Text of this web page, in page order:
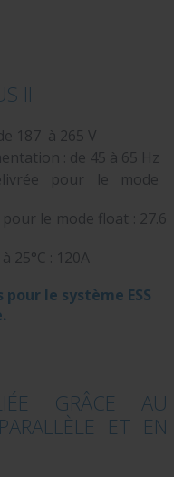
II
187 à 265 V
: de 45 à 65 Hz
pour le mode
le mode float : 27.6
25°C : 120A
le système ESS
GRÂCE AU
ET EN